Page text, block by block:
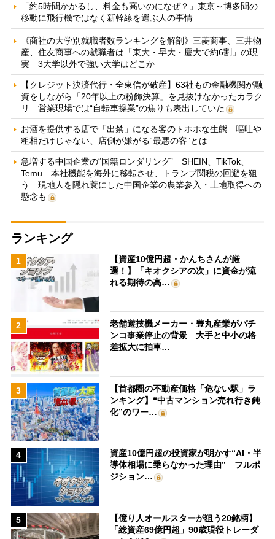
「約5時間かかるし、料金も高いのになぜ？」東京～博多間の
移動に飛行機ではなく新幹線を選ぶ人の事情
《商社の大学別就職者数ランキングを解剖》三菱商事、三井物
産、住友商事への就職者は「東大・早大・慶大で約6割」の現
実 3大学以外で強い大学はどこか
【クレジット決済代行・全東信が破産】63社もの金融機関が融
資をしながら「20年以上の粉飾決算」を見抜けなかったカラク
リ 営業現場では“自転車操業”の焦りも表出していた
お酒を提供する店で「出禁」になる客のトホホな生態 嘔吐や
粗相だけじゃない、店側が嫌がる“最悪の客”とは
急増する中国企業の“国籍ロンダリング” SHEIN、TikTok、
Temu…本社機能を海外に移転させ、トランプ関税の回避を狙
う 現地人を隠れ蓑にした中国企業の農業参入・土地取得への
懸念も
ランキング
1
【資産10億円超・かんちさんが厳
選！】「キオクシアの次」に資金が流
れる期待の高…
2
老舗遊技機メーカー・豊丸産業がパチ
ンコ事業停止の背景 大手と中小の格
差拡大に拍車…
3
【首都圏の不動産価格「危ない駅」ラ
ンキング】“中古マンション売れ行き鈍
化”のワー…
4
資産10億円超の投資家が明かす“AI・半
導体相場に乗らなかった理由” フルポ
ジション…
5
【億り人オールスターが狙う20銘柄】
「総資産69億円超」90歳現役トレーダ